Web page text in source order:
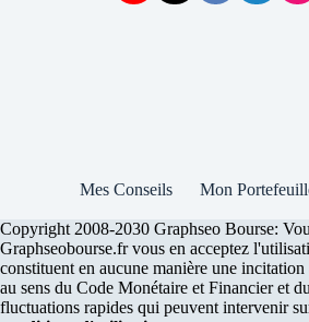
Mes Conseils Mon
Copyright 2008-2030 Graphseo Bourse:
Graphseobourse.fr vous en acceptez
constituent en aucune manière une
au sens du Code Monétaire et Financier et
fluctuations rapides qui peuvent intervenir